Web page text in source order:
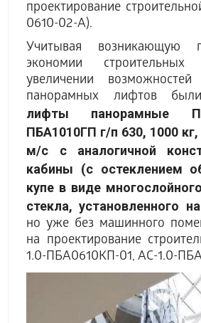
проектирование
0610-02-А).
Учитывая возникающую
экономии
увеличении
панорамных лифтов
лифты панорамные
ПБА1010ГП г/п 630, 1000
м/с с аналогичной
кабины (с остеклением
купе в виде
стекла, установленного
но уже без машинного
на проектирование
1.0-ПБА0610КП-01, АC-1.0-